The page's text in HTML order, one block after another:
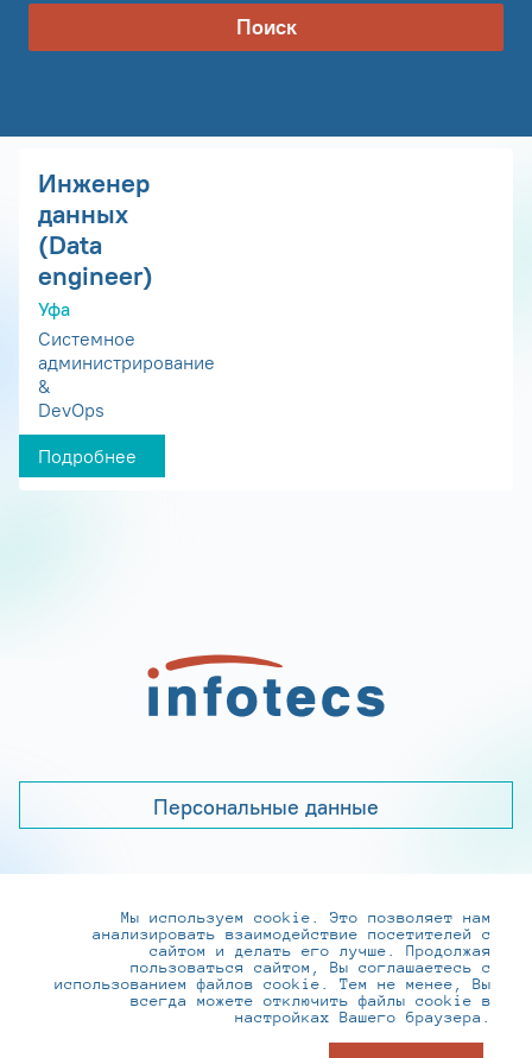
Поиск
Инженер
данных
(Data
engineer)
Уфа
Системное
администрирование
&
DevOps
Подробнее
Персональные данные
+7 (495) 737-6192, 8-800-250-0-260
practice@infotecs.ru,hr@infotecs.ru
127273, г. Москва, Отрадная ул., 2Б строение 1
Мы используем cookie. Это позволяет нам
анализировать взаимодействие посетителей с
сайтом и делать его лучше. Продолжая
пользоваться сайтом, Вы соглашаетесь с
использованием файлов cookie. Тем не менее, Вы
всегда можете отключить файлы cookie в
настройках Вашего браузера.